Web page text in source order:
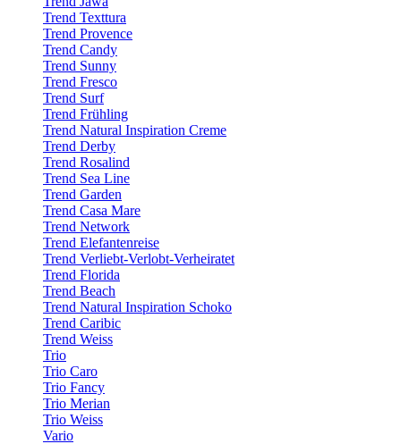
Trend Texttura
Trend Provence
Trend Candy
Trend Sunny
Trend Fresco
Trend Surf
Trend Frühling
Trend Natural Inspiration Creme
Trend Derby
Trend Rosalind
Trend Sea Line
Trend Garden
Trend Casa Mare
Trend Network
Trend Elefantenreise
Trend Verliebt-Verlobt-Verheiratet
Trend Florida
Trend Beach
Trend Natural Inspiration Schoko
Trend Caribic
Trend Weiss
Trio
Trio Caro
Trio Fancy
Trio Merian
Trio Weiss
Vario